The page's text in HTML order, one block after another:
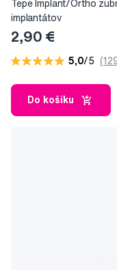
Tepe Implant/Ortho
implantátov
2,90 €
5,0/5
Do košíku